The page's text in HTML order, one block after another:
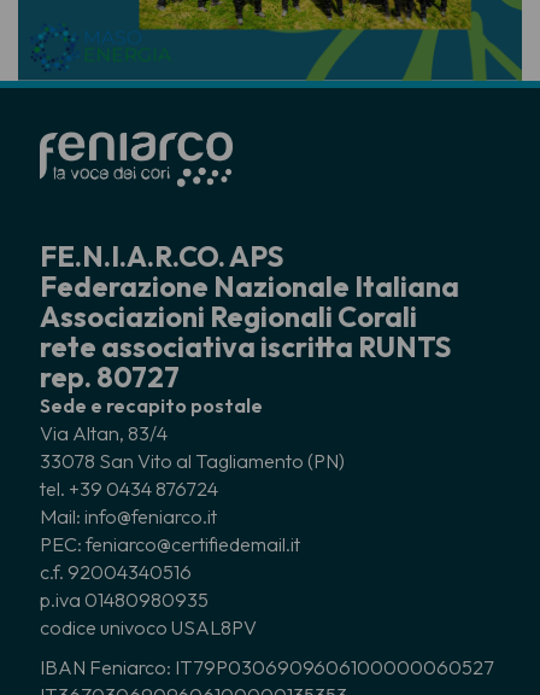
FE.N.I.A.R.CO. APS
Federazione Nazionale Italiana
Associazioni Regionali Corali
rete associativa iscritta RUNTS
rep. 80727
Sede e recapito postale
Via Altan, 83/4
33078 San Vito al Tagliamento (PN)
tel. +39 0434 876724
Mail: info@feniarco.it
PEC: feniarco@certifiedemail.it
c.f. 92004340516
p.iva 01480980935
codice univoco USAL8PV
IBAN Feniarco: IT79P0306909606100000060527